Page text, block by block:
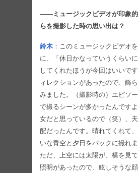
――ミュージックビデオが印象的
らを撮影した時の思い出は？
鈴木 ：このミュージックビデオ
に、「休日かなっていうくらい
してくれたほうが今回はいいで
ィレクションがあったので、飾
みました。（撮影時の）エピソ
で撮るシーンが多かったんです
女だと思っているので（笑）、
配だったんです。晴れてくれて
いな青空と夕日をバックに撮れま
ただ、上空には太陽が、横を見
照明があったので、眩しそうな